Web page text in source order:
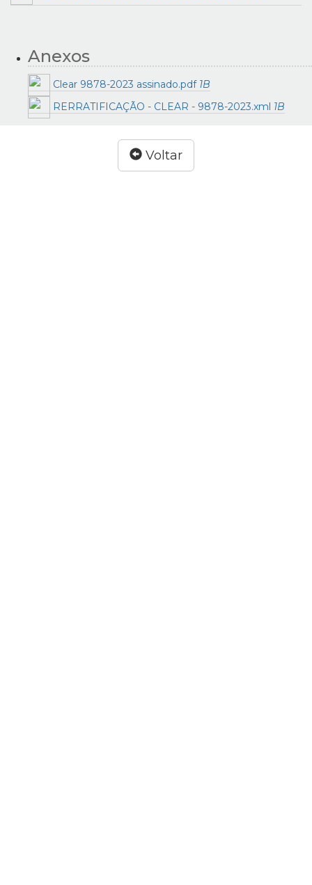
Anexos
Clear 9878-2023 assinado.pdf 1B
RERRATIFICAÇÃO - CLEAR - 9878-2023.xml 1B
Voltar